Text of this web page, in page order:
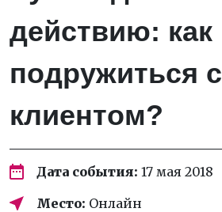
действию: как
подружиться с
клиентом?
Дата события: 17 мая 2018
Место: Онлайн